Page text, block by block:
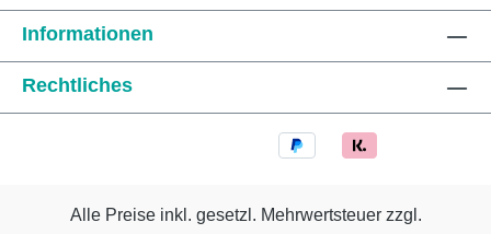
Informationen
Rechtliches
Alle Preise inkl. gesetzl. Mehrwertsteuer zzgl.